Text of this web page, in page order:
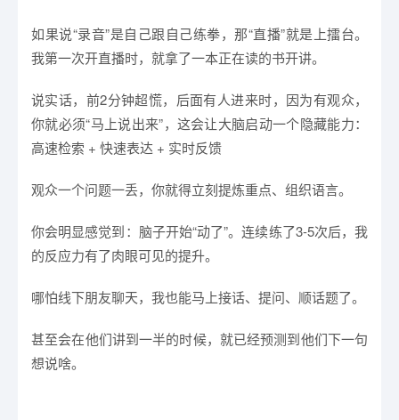
如果说“录音”是自己跟自己练拳，那“直播”就是上擂台。
我第一次开直播时，就拿了一本正在读的书开讲。
说实话，前2分钟超慌，后面有人进来时，因为有观众，
你就必须“马上说出来”，这会让大脑启动一个隐藏能力：
高速检索 + 快速表达 + 实时反馈
观众一个问题一丢，你就得立刻提炼重点、组织语言。
你会明显感觉到：脑子开始“动了”。连续练了3-5次后，我
的反应力有了肉眼可见的提升。
哪怕线下朋友聊天，我也能马上接话、提问、顺话题了。
甚至会在他们讲到一半的时候，就已经预测到他们下一句
想说啥。